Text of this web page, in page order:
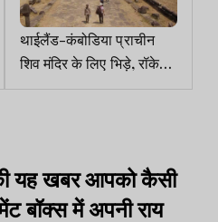
थाईलैंड-कंबोडिया प्राचीन
शिव मंदिर के लिए भिड़े, रॉकेट
लांचर, तोपखाने, F-16 से
यह खबर आपको कैसी
बॉक्स में अपनी राय